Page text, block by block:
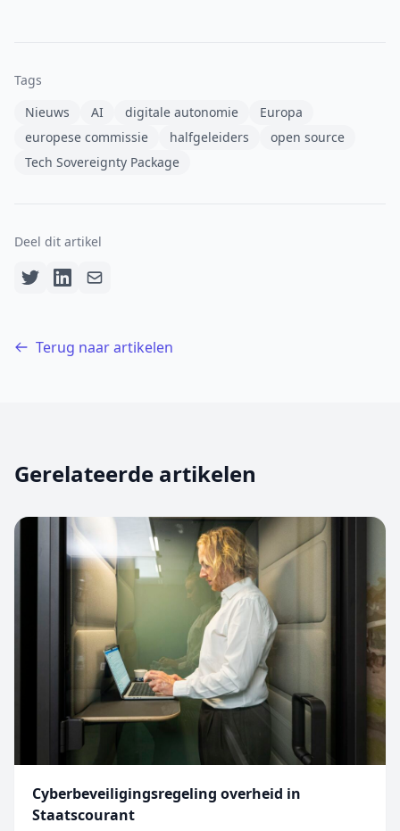
Tags
Nieuws
AI digitale autonomie
Europa
europese commissie
halfgeleiders
open source
Tech Sovereignty Package
Deel dit artikel
Terug naar artikelen
Gerelateerde artikelen
Cyberbeveiligingsregeling overheid in
Staatscourant